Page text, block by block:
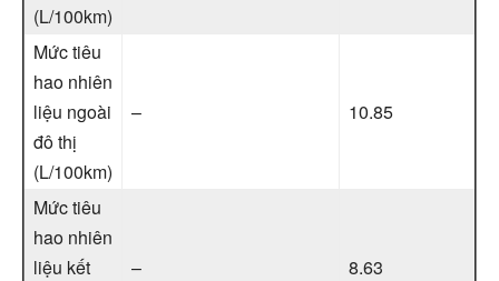
(L/100km)
Mức tiêu
hao nhiên
liệu ngoài
đô thị
(L/100km)
– 10.85
Mức tiêu
hao nhiên
liệu kết
– 8.63